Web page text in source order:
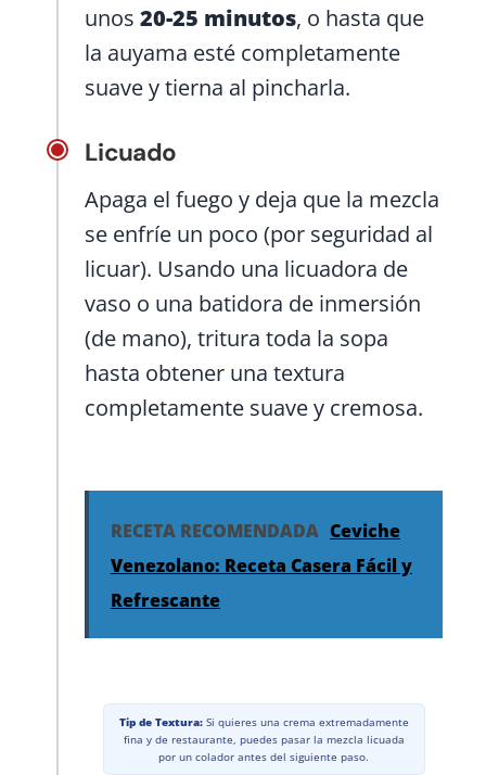
unos 20-25 minutos, o hasta que
la auyama esté completamente
suave y tierna al pincharla.
Licuado
Apaga el fuego y deja que la mezcla
se enfríe un poco (por seguridad al
licuar). Usando una licuadora de
vaso o una batidora de inmersión
(de mano), tritura toda la sopa
hasta obtener una textura
completamente suave y cremosa.
RECETA RECOMENDADA Ceviche
Venezolano: Receta Casera Fácil y
Refrescante
Tip de Textura:Si quieres una crema extremadamente
fina y de restaurante, puedes pasar la mezcla licuada
por un colador antes del siguiente paso.